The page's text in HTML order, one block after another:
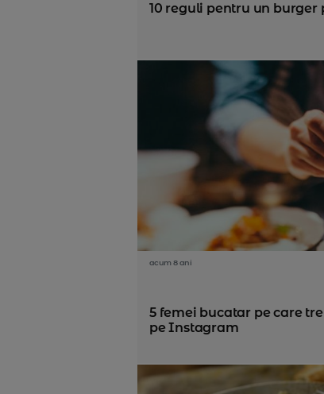
10 reguli pentru un burger
acum 8 ani
5 femei bucatar pe care
pe Instagram